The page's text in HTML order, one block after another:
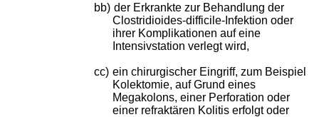
bb) der Erkrankte zur Behandlung der
Clostridioides-difficile-Infektion oder
ihrer Komplikationen auf eine
Intensivstation verlegt wird,
cc) ein chirurgischer Eingriff, zum Beispiel
Kolektomie, auf Grund eines
Megakolons, einer Perforation oder
einer refraktären Kolitis erfolgt oder